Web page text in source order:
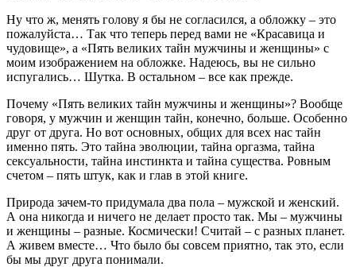
Ну что ж, менять голову я бы не согласился, а обложку – это
пожалуйста… Так что теперь перед вами не «Красавица и
чудовище», а «Пять великих тайн мужчины и женщины» с
моим изображением на обложке. Надеюсь, вы не сильно
испугались… Шутка. В остальном – все как прежде.
Почему «Пять великих тайн мужчины и женщины»? Вообще
говоря, у мужчин и женщин тайн, конечно, больше. Особенно
друг от друга. Но вот основных, общих для всех нас тайн
именно пять. Это тайна эволюции, тайна оргазма, тайна
сексуальности, тайна инстинкта и тайна существа. Ровным
счетом – пять штук, как и глав в этой книге.
Природа зачем-то придумала два пола – мужской и женский.
А она никогда и ничего не делает просто так. Мы – мужчины
и женщины – разные. Космически! Считай – с разных планет.
А живем вместе… Что было бы совсем приятно, так это, если
бы мы друг друга понимали.